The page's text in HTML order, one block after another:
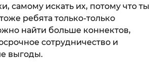
самому искать их, потому что ты
ребята только-только
найти больше коннектов,
сотрудничество и
выгоды.